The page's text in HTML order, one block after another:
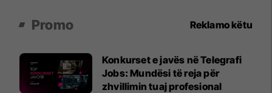
Promo Reklamo këtu
Konkurset e javës në Telegrafi
Jobs: Mundësi të reja për
zhvillimin tuaj profesional